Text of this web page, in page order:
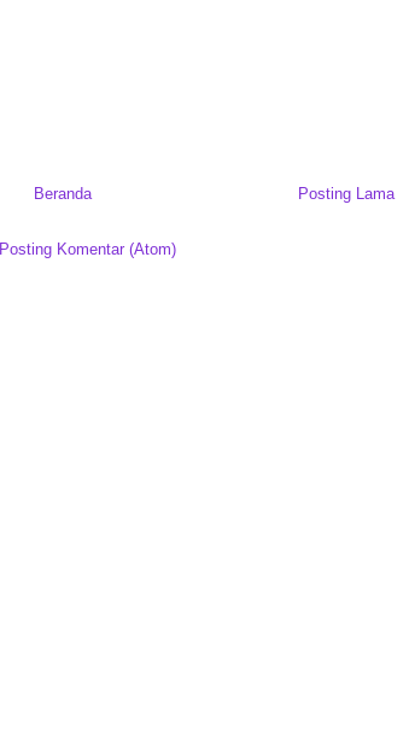
Posting Lama
Beranda
Posting Komentar (Atom)